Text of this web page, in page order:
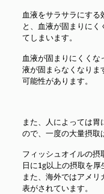
血液をサラサラにする
と、血液が固まりに
てしまいます。
血液が固まりにくくな
液が固まらなくなりま
可能性があります。
また、人によっては
ので、一度の大量摂取
フィッシュオイルの摂
日に1g以上の摂取を厚
また、海外ではアメ
表がされています。